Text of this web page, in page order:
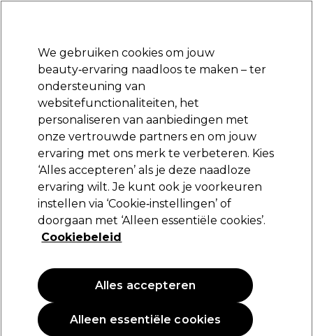
Aanmelden
Merken Deals Haar Elektra
Volgende dag geleverd*
Na verzending, maandag t/m vrijdag
Beauty Beauty Deals
Beauty Deals
Sorteren op:Relevantie
PROMOTIE PROMOTIE
We gebruiken cookies om jouw
beauty‑ervaring naadloos te maken – ter
ondersteuning van
websitefunctionaliteiten, het
personaliseren van aanbiedingen met
onze vertrouwde partners en om jouw
ervaring met ons merk te verbeteren. Kies
‘Alles accepteren’ als je deze naadloze
ervaring wilt. Je kunt ook je voorkeuren
instellen via ‘Cookie‑instellingen’ of
doorgaan met ‘Alleen essentiële cookies’.
Cookiebeleid
Alleen essentiële cookies
Alles accepteren